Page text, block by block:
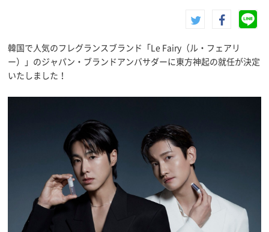
SPECIAL
韓国で人気のフレグランスブランド「Le Fairy（ル・フェアリ
ー）」のジャパン・ブランドアンバサダーに東方神起の就任が決定
いたしました！